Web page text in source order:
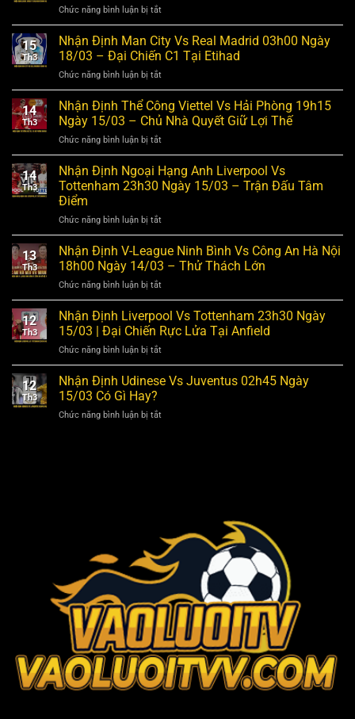
Chức năng bình luận bị tắtở
Nhận
Định
League
Roma
vs
Bologna
03h00
Ngày
UEFA
Europa
League
15
Th3
Nhận Định Man City Vs Real Madrid 03h00 Ngày
18/03 – Đại Chiến C1 Tại Etihad
Chức năng bình luận bị tắtở
Nhận
Định
Man
City
Vs
Real
Madrid
03h00
Ngày
–
Đại
Chiến
C1
Etihad
14
Th3
Nhận Định Thể Công Viettel Vs Hải Phòng 19h15
Ngày 15/03 – Chủ Nhà Quyết Giữ Lợi Thế
Chức năng bình luận bị tắtở
Nhận
Định
Thể
Công
Vs
Hải
Phòng
19h15
15/03
–
Chủ
Nhà
Giữ
Lợi
Thế
14
Th3
Nhận Định Ngoại Hạng Anh Liverpool Vs
Tottenham 23h30 Ngày 15/03 – Trận Đấu Tâm
Điểm
Chức năng bình luận bị tắtở
Nhận
Định
Ngoại
Hạng
Anh
Liverpool
Vs
Tottenham
23h30
Ngày
15/03
–
13
Th3
Nhận Định V-League Ninh Bình Vs Công An Hà Nội
18h00 Ngày 14/03 – Thử Thách Lớn
Chức năng bình luận bị tắtở
Nhận
Định
V-
League
Ninh
Bình
Vs
Hà
12
Th3
Nhận Định Liverpool Vs Tottenham 23h30 Ngày
15/03 | Đại Chiến Rực Lửa Tại Anfield
Chức năng bình luận bị tắtở
Nhận
Định
Tottenham
Tại
Anfield
12
Th3
Nhận Định Udinese Vs Juventus 02h45 Ngày
15/03 Có Gì Hay?
Chức năng bình luận bị tắtở
Có
Gì
Hay?